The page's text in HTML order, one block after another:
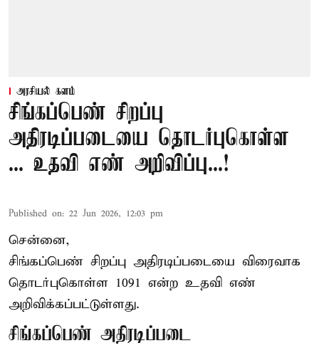
அரசியல் களம்
சிங்கப்பெண் சிறப்பு
அதிரடிப்படையை தொடர்புகொள்ள
... உதவி எண் அறிவிப்பு...!
Published on: 22 Jun 2026, 12:03 pm
சென்னை,
சிங்கப்பெண் சிறப்பு அதிரடிப்படையை விரைவாக
தொடர்புகொள்ள 1091 என்ற உதவி எண்
அறிவிக்கப்பட்டுள்ளது.
சிங்கப்பெண் அதிரடிப்படை